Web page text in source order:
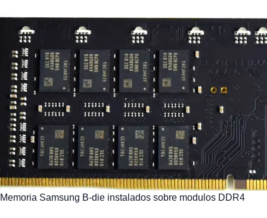
Memoria Samsung B-die instalados sobre modulos DDR4